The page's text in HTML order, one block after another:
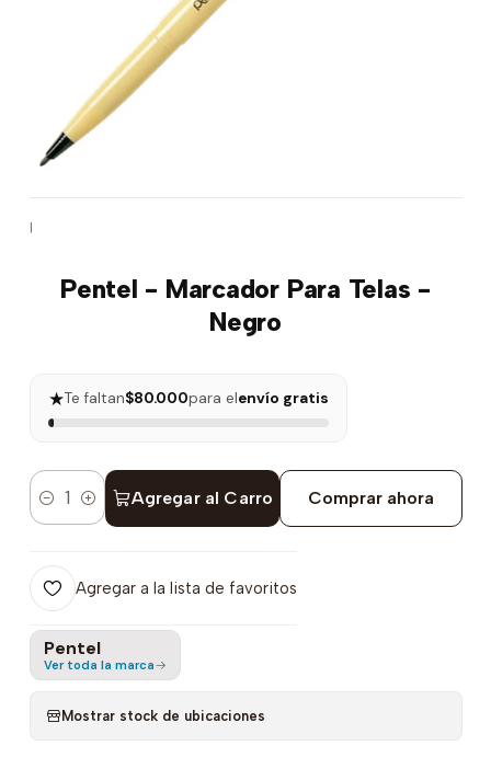
|
Pentel - Marcador Para Telas -
Negro
★Te faltan$80.000para elenvío gratis
Cantidad Agregar al Carro Comprar ahora
Agregar a la lista de favoritos
Pentel
Ver toda la marca
Mostrar stock de ubicaciones